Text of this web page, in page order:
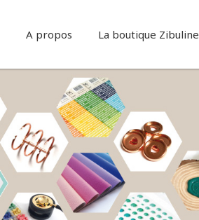
A propos La boutique Zibuline